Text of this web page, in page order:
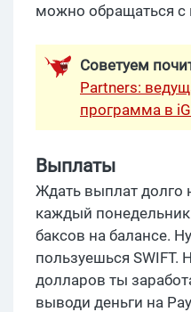
можно обращаться
Советуем
Partners:
программа в
Выплаты
Ждать выплат долго
каждый
баксов на балансе.
пользуешься SWIFT.
долларов ты
выводи деньги на